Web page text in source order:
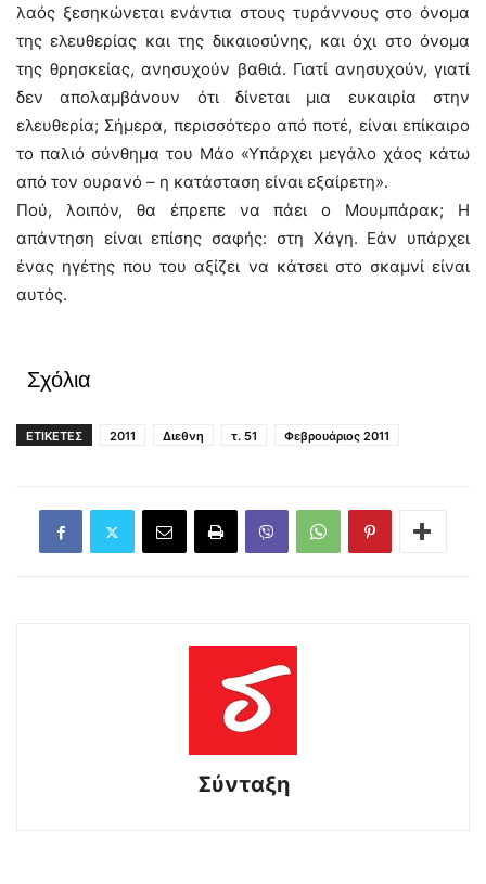
λαός ξεσηκώνεται ενάντια στους τυράννους στο όνομα
της ελευθερίας και της δικαιοσύνης, και όχι στο όνομα
της θρησκείας, ανησυχούν βαθιά. Γιατί ανησυχούν, γιατί
δεν απολαμβάνουν ότι δίνεται μια ευκαιρία στην
ελευθερία; Σήμερα, περισσότερο από ποτέ, είναι επίκαιρο
το παλιό σύνθημα του Μάο «Υπάρχει μεγάλο χάος κάτω
από τον ουρανό – η κατάσταση είναι εξαίρετη».
Πού, λοιπόν, θα έπρεπε να πάει ο Μουμπάρακ; Η
απάντηση είναι επίσης σαφής: στη Χάγη. Εάν υπάρχει
ένας ηγέτης που του αξίζει να κάτσει στο σκαμνί είναι
αυτός.
Σχόλια
ΕΤΙΚΕΤΕΣ 2011 Διεθνη τ. 51 Φεβρουάριος 2011
Σύνταξη